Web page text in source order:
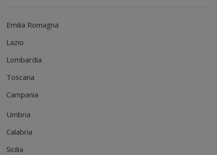
Emilia Romagna
Lazio
Lombardia
Toscana
Campania
Umbria
Calabria
Sicilia